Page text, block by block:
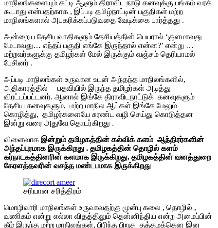
மாநிலங்களையும் கட்டி ஆளும் திராவிட நாடு கனவுக்கு பங்கம் வரக்
கூடாது என்பதற்காக , இப்படி தமிழ்நாட்டின் பகுதிகள் மற்ற
மாநிலங்களால் அபகரிக்கப்படுவதை வேடிக்கை பார்த்தது .
அன்றைய தேசியவாதிகளும் தேசியத்தின் பெயரால் ‘குளமாவது
மேடாவது… எந்தப் பகுதி எங்கே இருந்தால் என்ன?’ என்று …
மற்றவர்களுக்கு தமிழர்கள் மேல் இருக்கும் வஞ்சம் தெரியாமல்
பேசினர் .
அப்படி மாநிலங்கள் உருவான உடன் அந்தந்த மாநிலங்களில்,
அதிகாரத்தில் – பதவியில் இருந்த தமிழர்கள் அடித்து
விரட்டப்பட்டனர். ஆனால் இங்கே திராவிடநாட்டுக் கனவுகளும்
தேசிய கனவுகளும், மற்ற மாநில ஆட்கள் இங்கே மேலும்
கொழித்து, தமிழர்களையே சுரண்ட வழி செய்து கொடுத்தன
இன்று வரை அதுவே தொடர்கிறது .
விளைவாக இன்றும் தமிழகத்தின் கல்விக் களம் ஆந்திரர்களின்
அந்தப்புரமாக இருக்கிறது . தமிழகத்தின் தொழில் களம்
கர்நாடகத்தினரின் களமாக இருக்கிறது. தமிழகத்தின் வனத்துறை
கேரளத்தவரின் வசந்த மண்டபமாக இருக்கிறது
சரியான சரித்திரம்
மொழிவாரி மாநிலங்கள் உருவாவதற்கு முன்பு கலை , தொழில் ,
வணிகம் என்று எல்லா விதத்திலும் தென்னிந்திய என்ற அமைப்பின்
கீழ் இருந்த மற்ற மாநிலங்கள், பிரிந்த பிறகு தத்தமக்கென இன